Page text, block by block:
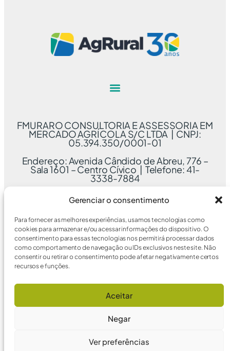
Gerenciar o consentimento
Para fornecer as melhores experiências, usamos tecnologias como
cookies para armazenar e/ou acessar informações do dispositivo. O
consentimento para essas tecnologias nos permitirá processar dados
como comportamento de navegação ou IDs exclusivos neste site. Não
consentir ou retirar o consentimento pode afetar negativamente certos
recursos e funções.
Aceitar
Negar
Ver preferências
FMURARO CONSULTORIA E ASSESSORIA EM
MERCADO AGRÍCOLA S/C LTDA | CNPJ:
05.394.350/0001-01
Endereço: Avenida Cândido de Abreu, 776 –
Sala 1601 – Centro Cívico | Telefone: 41-
3338-7884